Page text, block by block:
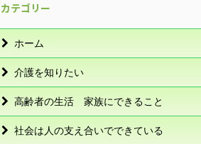
カテゴリー
ホーム
介護を知りたい
高齢者の生活 家族にできること
社会は人の支え合いでできている